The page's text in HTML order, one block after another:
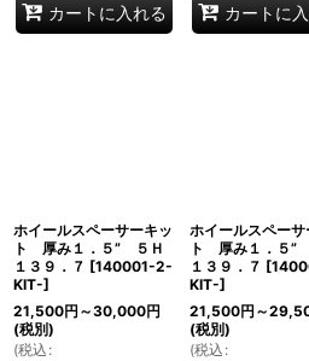
カートに入れる カートに
ホイールスペーサーキッ
ト 厚み１．５” ５Ｈ
１３９．７ [140001-2-
KIT-]
21,500円 ～30,000円
(税別)
(税込 :
ホイールスペーサ
ト 厚み１．５”
１３９．７ [
KIT-]
21,500円 ～
(税別)
(税込 :